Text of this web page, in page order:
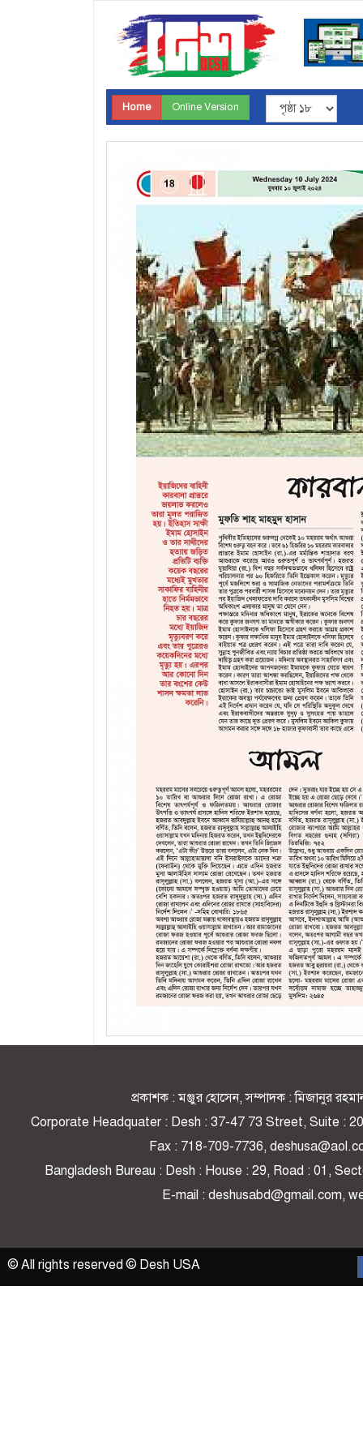
Home Online Version
প্রকাশক : মঞ্জুর হোসেন, সম্পাদক : মিজানুর
Corporate Headquater : Desh : 37-47 73 Street, Suite :
Fax : 718-709-7736,
Bangladesh Bureau : Desh : House : 29, Road : 01,
E-mail : deshusabd@gmail.com,
© All rights reserved © Desh USA